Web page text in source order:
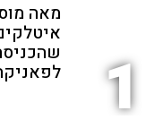
1
מאה